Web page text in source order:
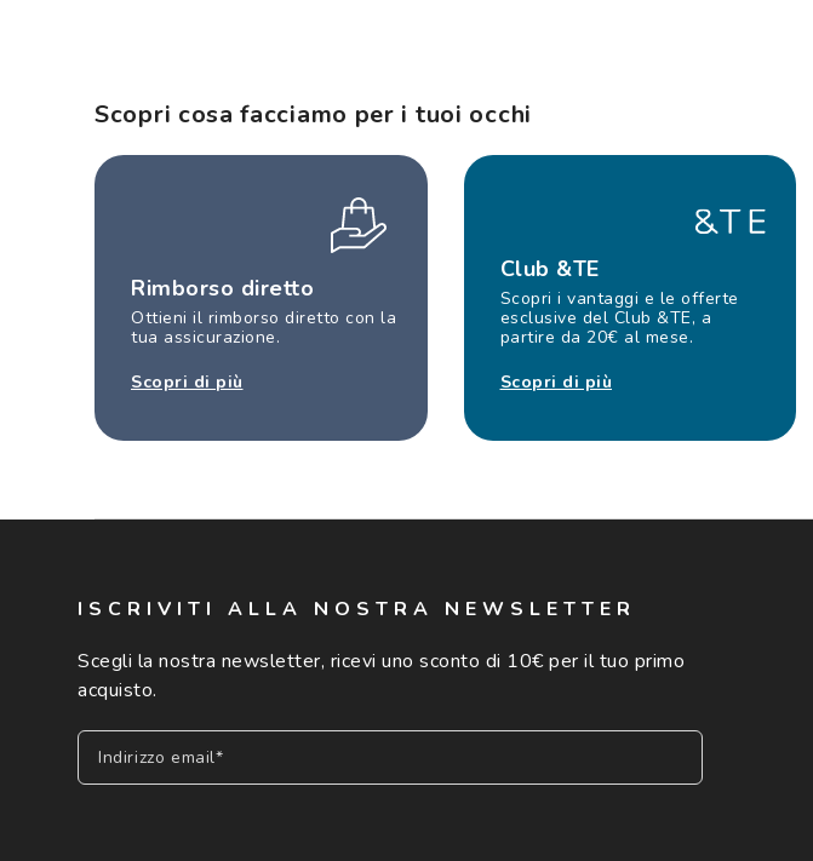
Scopri cosa facciamo per i tuoi occhi
Rimborso diretto
Ottieni il rimborso diretto con la
tua assicurazione.
Scopri di più
Club &TE
Scopri i vantaggi e le offerte
esclusive del Club &TE, a
partire da 20€ al mese.
Scopri di più
ISCRIVITI ALLA NOSTRA NEWSLETTER
Scegli la nostra newsletter, ricevi uno sconto di 10€ per il tuo primo
acquisto.
Indirizzo email*